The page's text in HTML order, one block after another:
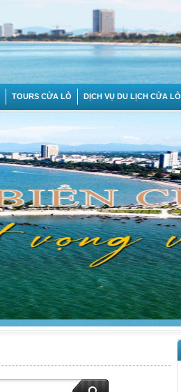
TOURS CỬA LÒ DỊCH VỤ DU LỊCH CỬA LÒ